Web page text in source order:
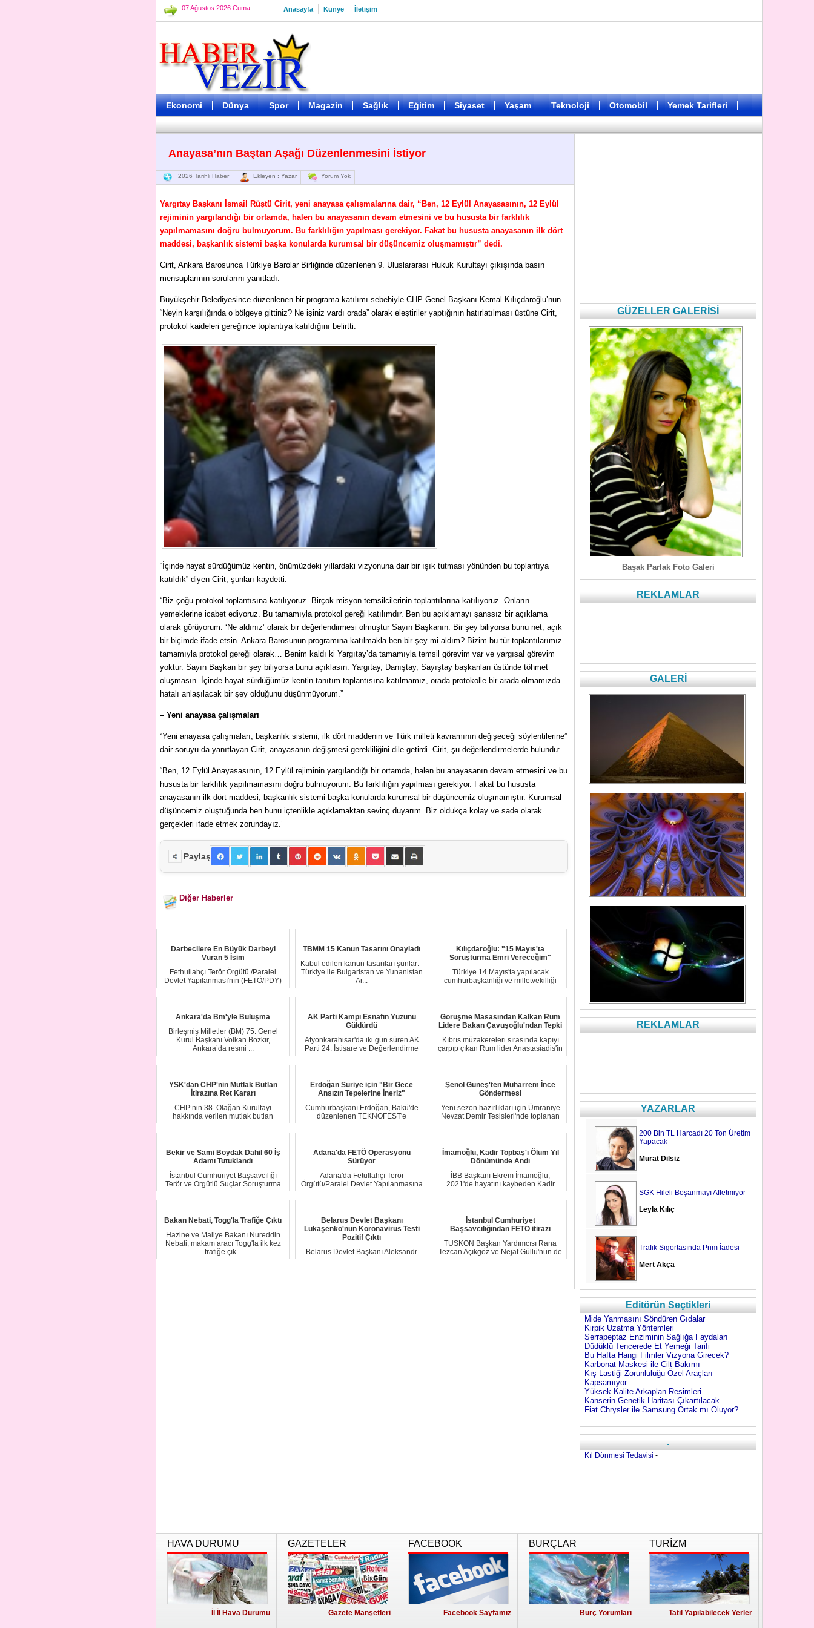
07 Ağustos 2026 Cuma Anasayfa Künye İletişim
Ekonomi Dünya Spor Magazin Sağlık Eğitim Siyaset Yaşam Teknoloji Otomobil Yemek Tarifleri
Anayasa’nın Baştan Aşağı Düzenlenmesini İstiyor
2026 Tarihli Haber Ekleyen : Yazar Yorum Yok
Yargıtay Başkanı İsmail Rüştü Cirit, yeni anayasa çalışmalarına dair, “Ben, 12 Eylül Anayasasının, 12 Eylül
rejiminin yargılandığı bir ortamda, halen bu anayasanın devam etmesini ve bu hususta bir farklılık
yapılmamasını doğru bulmuyorum. Bu farklılığın yapılması gerekiyor. Fakat bu hususta anayasanın ilk dört
maddesi, başkanlık sistemi başka konularda kurumsal bir düşüncemiz oluşmamıştır” dedi.
Cirit, Ankara Barosunca Türkiye Barolar Birliğinde düzenlenen 9. Uluslararası Hukuk Kurultayı çıkışında basın
mensuplarının sorularını yanıtladı.
Büyükşehir Belediyesince düzenlenen bir programa katılımı sebebiyle CHP Genel Başkanı Kemal Kılıçdaroğlu’nun
“Neyin karşılığında o bölgeye gittiniz? Ne işiniz vardı orada” olarak eleştiriler yaptığının hatırlatılması üstüne Cirit,
protokol kaideleri gereğince toplantıya katıldığını belirtti.
“İçinde hayat sürdüğümüz kentin, önümüzdeki yıllardaki vizyonuna dair bir ışık tutması yönünden bu toplantıya
katıldık” diyen Cirit, şunları kaydetti:
“Biz çoğu protokol toplantısına katılıyoruz. Birçok misyon temsilcilerinin toplantılarına katılıyoruz. Onların
yemeklerine icabet ediyoruz. Bu tamamıyla protokol gereği katılımdır. Ben bu açıklamayı şanssız bir açıklama
olarak görüyorum. ‘Ne aldınız’ olarak bir değerlendirmesi olmuştur Sayın Başkanın. Bir şey biliyorsa bunu net, açık
bir biçimde ifade etsin. Ankara Barosunun programına katılmakla ben bir şey mi aldım? Bizim bu tür toplantılarımız
tamamıyla protokol gereği olarak… Benim kaldı ki Yargıtay’da tamamıyla temsil görevim var ve yargısal görevim
yoktur. Sayın Başkan bir şey biliyorsa bunu açıklasın. Yargıtay, Danıştay, Sayıştay başkanları üstünde töhmet
oluşmasın. İçinde hayat sürdüğümüz kentin tanıtım toplantısına katılmamız, orada protokolle bir arada olmamızda
hatalı anlaşılacak bir şey olduğunu düşünmüyorum.”
– Yeni anayasa çalışmaları
“Yeni anayasa çalışmaları, başkanlık sistemi, ilk dört maddenin ve Türk milleti kavramının değişeceği söylentilerine”
dair soruyu da yanıtlayan Cirit, anayasanın değişmesi gerekliliğini dile getirdi. Cirit, şu değerlendirmelerde bulundu:
“Ben, 12 Eylül Anayasasının, 12 Eylül rejiminin yargılandığı bir ortamda, halen bu anayasanın devam etmesini ve bu
hususta bir farklılık yapılmamasını doğru bulmuyorum. Bu farklılığın yapılması gerekiyor. Fakat bu hususta
anayasanın ilk dört maddesi, başkanlık sistemi başka konularda kurumsal bir düşüncemiz oluşmamıştır. Kurumsal
düşüncemiz oluştuğunda ben bunu içtenlikle açıklamaktan sevinç duyarım. Biz oldukça kolay ve sade olarak
gerçekleri ifade etmek zorundayız.”
Paylaş
Diğer Haberler
Darbecilere En Büyük Darbeyi
Vuran 5 İsim
Fethullahçı Terör Örgütü /Paralel
Devlet Yapılanması'nın (FETÖ/PDY)
TBMM 15 Kanun Tasarını Onayladı
Kabul edilen kanun tasarıları şunlar: -
Türkiye ile Bulgaristan ve Yunanistan
Ar...
Kılıçdaroğlu: "15 Mayıs'ta
Soruşturma Emri Vereceğim"
Türkiye 14 Mayıs'ta yapılacak
cumhurbaşkanlığı ve milletvekilliği
Ankara'da Bm'yle Buluşma
Birleşmiş Milletler (BM) 75. Genel
Kurul Başkanı Volkan Bozkır,
Ankara’da resmi ...
AK Parti Kampı Esnafın Yüzünü
Güldürdü
Afyonkarahisar'da iki gün süren AK
Parti 24. İstişare ve Değerlendirme
Görüşme Masasından Kalkan Rum
Lidere Bakan Çavuşoğlu'ndan Tepki
Kıbrıs müzakereleri sırasında kapıyı
çarpıp çıkan Rum lider Anastasiadis'in
YSK'dan CHP'nin Mutlak Butlan
İtirazına Ret Kararı
CHP’nin 38. Olağan Kurultayı
hakkında verilen mutlak butlan
Erdoğan Suriye için "Bir Gece
Ansızın Tepelerine İneriz"
Cumhurbaşkanı Erdoğan, Bakü'de
düzenlenen TEKNOFEST'e
Şenol Güneş'ten Muharrem İnce
Göndermesi
Yeni sezon hazırlıkları için Ümraniye
Nevzat Demir Tesisleri'nde toplanan
Bekir ve Sami Boydak Dahil 60 İş
Adamı Tutuklandı
İstanbul Cumhuriyet Başsavcılığı
Terör ve Örgütlü Suçlar Soruşturma
Adana'da FETÖ Operasyonu
Sürüyor
Adana'da Fetullahçı Terör
Örgütü/Paralel Devlet Yapılanmasına
İmamoğlu, Kadir Topbaş'ı Ölüm Yıl
Dönümünde Andı
İBB Başkanı Ekrem İmamoğlu,
2021'de hayatını kaybeden Kadir
Bakan Nebati, Togg'la Trafiğe Çıktı
Hazine ve Maliye Bakanı Nureddin
Nebati, makam aracı Togg'la ilk kez
trafiğe çık...
Belarus Devlet Başkanı
Lukaşenko'nun Koronavirüs Testi
Pozitif Çıktı
Belarus Devlet Başkanı Aleksandr
İstanbul Cumhuriyet
Başsavcılığından FETÖ itirazı
TUSKON Başkan Yardımcısı Rana
Tezcan Açıkgöz ve Nejat Güllü'nün de
GÜZELLER GALERİSİ
Başak Parlak Foto Galeri
REKLAMLAR
GALERİ
REKLAMLAR
YAZARLAR
200 Bin TL Harcadı 20 Ton Üretim
Yapacak
Murat Dilsiz
SGK Hileli Boşanmayı Affetmiyor
Leyla Kılıç
Trafik Sigortasında Prim İadesi
Mert Akça
Editörün Seçtikleri
Mide Yanmasını Söndüren Gıdalar
Kirpik Uzatma Yöntemleri
Serrapeptaz Enziminin Sağlığa Faydaları
Düdüklü Tencerede Et Yemeği Tarifi
Bu Hafta Hangi Filmler Vizyona Girecek?
Karbonat Maskesi ile Cilt Bakımı
Kış Lastiği Zorunluluğu Özel Araçları
Kapsamıyor
Yüksek Kalite Arkaplan Resimleri
Kanserin Genetik Haritası Çıkartılacak
Fiat Chrysler ile Samsung Ortak mı Oluyor?
.
Kıl Dönmesi Tedavisi -
HAVA DURUMU
İl İl Hava Durumu
GAZETELER
Gazete Manşetleri
FACEBOOK
Facebook Sayfamız
BURÇLAR
Burç Yorumları
TURİZM
Tatil Yapılabilecek Yerler